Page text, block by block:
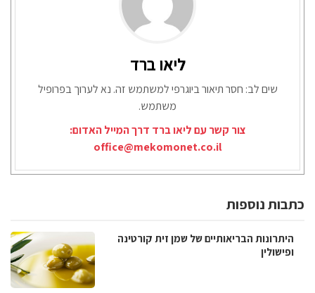
ליאו ברד
שים לב: חסר תיאור ביוגרפי למשתמש זה. נא לערוך בפרופיל
משתמש.
צור קשר עם ליאו ברד דרך המייל האדום:
office@mekomonet.co.il
כתבות נוספות
היתרונות הבריאותיים של שמן זית קורטינה
ופישולין